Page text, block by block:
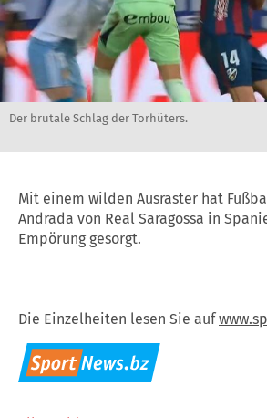
Der brutale Schlag der Torhüters.
Mit einem wilden Ausraster hat
Andrada von Real Saragossa in
Empörung gesorgt.
Die Einzelheiten lesen Sie auf